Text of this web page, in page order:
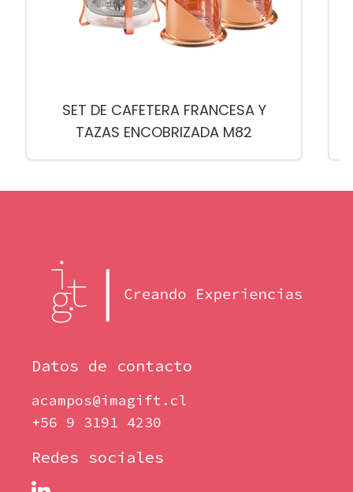
SET DE CAFETERA FRANCESA Y
TAZAS ENCOBRIZADA M82
Datos de contacto
acampos@imagift.cl
+56 9 3191 4230
Redes sociales